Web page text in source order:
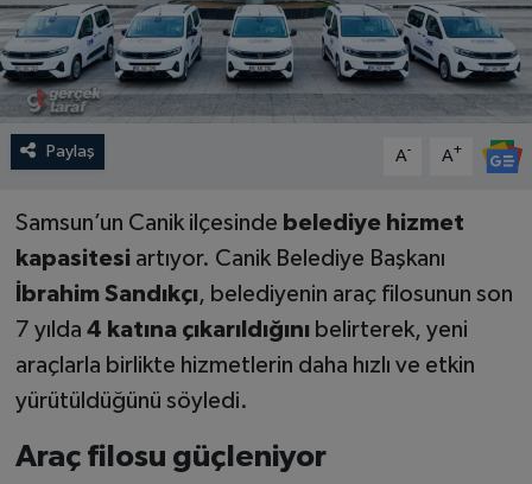
Paylaş A- A+
Samsun’un Canik ilçesinde belediye hizmet
kapasitesiartıyor. Canik Belediye Başkanı
İbrahim Sandıkçı, belediyenin araç filosunun son
7 yılda 4 katına çıkarıldığınıbelirterek, yeni
araçlarla birlikte hizmetlerin daha hızlı ve etkin
yürütüldüğünü söyledi.
Araç filosu güçleniyor